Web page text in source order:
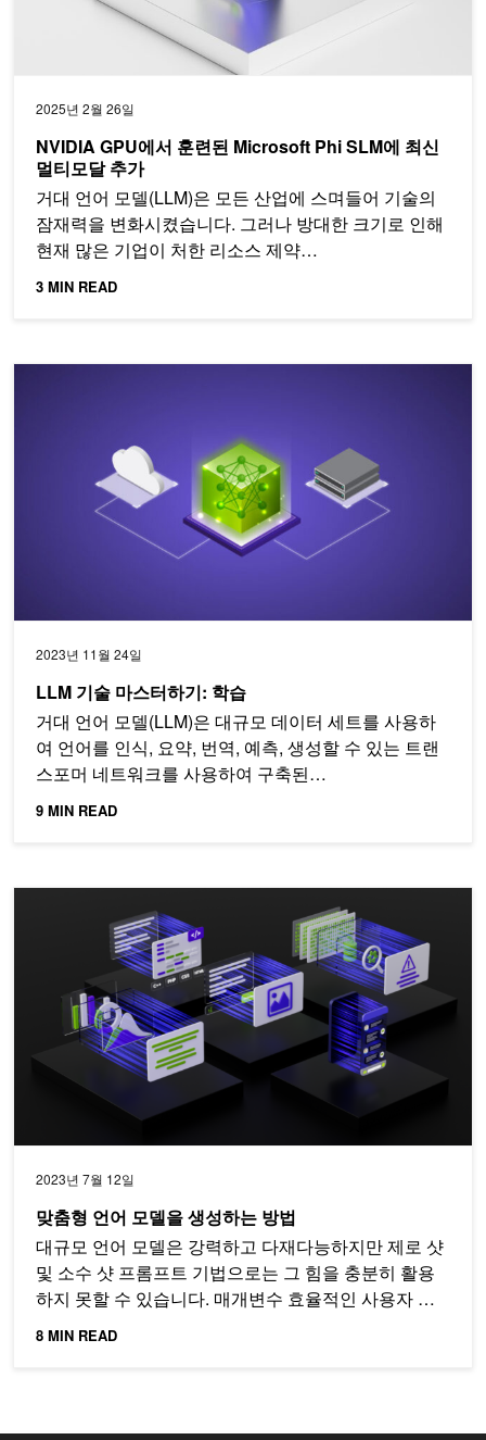
2025년 2월 26일
NVIDIA GPU에서 훈련된 Microsoft Phi SLM에 최신
멀티모달 추가
거대 언어 모델(LLM)은 모든 산업에 스며들어 기술의
잠재력을 변화시켰습니다. 그러나 방대한 크기로 인해
현재 많은 기업이 처한 리소스 제약…
3 MIN READ
2023년 11월 24일
LLM 기술 마스터하기: 학습
거대 언어 모델(LLM)은 대규모 데이터 세트를 사용하
여 언어를 인식, 요약, 번역, 예측, 생성할 수 있는 트랜
스포머 네트워크를 사용하여 구축된…
9 MIN READ
2023년 7월 12일
맞춤형 언어 모델을 생성하는 방법
대규모 언어 모델은 강력하고 다재다능하지만 제로 샷
및 소수 샷 프롬프트 기법으로는 그 힘을 충분히 활용
하지 못할 수 있습니다. 매개변수 효율적인 사용자 지
정 기법이 해결책을 제시합니다.
8 MIN READ